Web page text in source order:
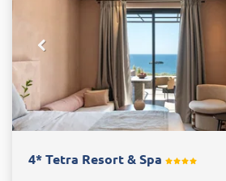
4* Tetra Resort & Spa